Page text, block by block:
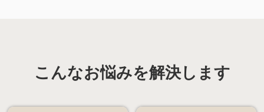
こんなお悩みを解決します